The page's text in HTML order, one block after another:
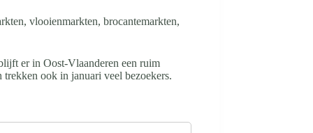
vlooienmarkten, brocantemarkten,
er in Oost-Vlaanderen een ruim
trekken ook in januari veel bezoekers.